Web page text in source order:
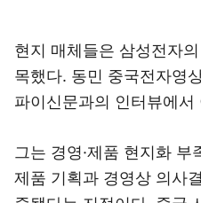
현지 매체들은 삼성전자
목했다. 동민 중국전자영
파이신문과의 인터뷰에
그는 경영·제품 현지화
제품 기획과 경영상 의사